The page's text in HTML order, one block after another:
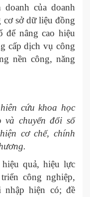
của doanh
sở dữ liệu đồng
để nâng cao hiệu
cấp dịch vụ công
nền công, năng
cứu khoa học
và chuyển đổi số
cơ chế, chính
quả, hiệu lực
công nghiệp,
nhập hiện có; đề